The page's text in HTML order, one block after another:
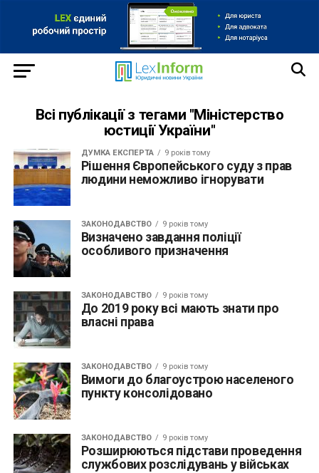
Всі публікації з тегами "Міністерство
юстиції України"
ДУМКА ЕКСПЕРТА 9 років тому
Рішення Європейського суду з прав
людини неможливо ігнорувати
ЗАКОНОДАВСТВО 9 років тому
Визначено завдання поліції
особливого призначення
ЗАКОНОДАВСТВО 9 років тому
До 2019 року всі мають знати про
власні права
ЗАКОНОДАВСТВО 9 років тому
Вимоги до благоустрою населеного
пункту консолідовано
ЗАКОНОДАВСТВО 9 років тому
Розширюються підстави проведення
службових розслідувань у військах